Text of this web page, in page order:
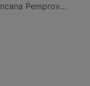
Pemprov
membongkar
(KONI)
Kalteng
“Saya pribadi